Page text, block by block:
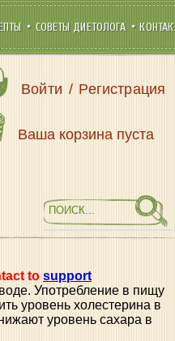
СОВЕТЫ ДИЕТОЛОГА
Войти / Регистрация
Ваша корзина пуста
to support
Употребление в пищу
уровень холестерина в
уровень сахара в